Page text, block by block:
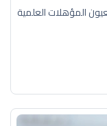
المؤهلات العلمية